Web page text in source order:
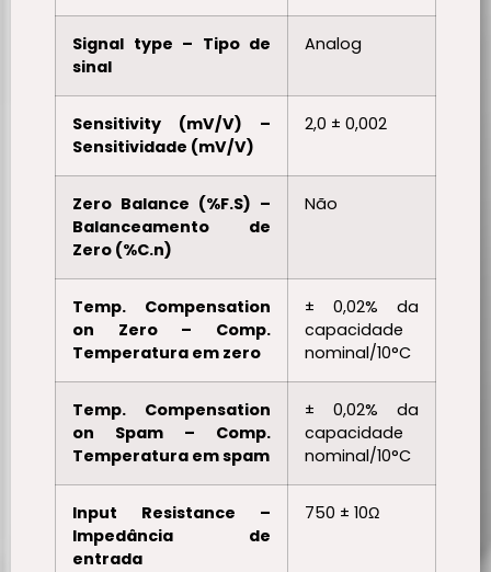
Signal type – Tipo de
sinal
Analog
Sensitivity (mV/V) –
Sensitividade (mV/V)
2,0 ± 0,002
Zero Balance (%F.S) –
Balanceamento de
Zero (%C.n)
Não
Temp. Compensation
on Zero – Comp.
Temperatura em zero
± 0,02% da
capacidade
nominal/10°C
Temp. Compensation
on Spam – Comp.
Temperatura em spam
± 0,02% da
capacidade
nominal/10°C
Input Resistance –
Impedância de
entrada
750 ± 10Ω